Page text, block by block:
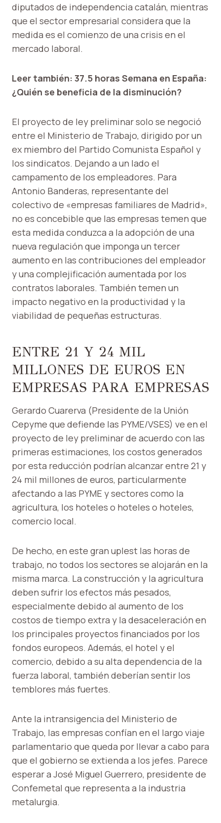
diputados de independencia catalán, mientras
que el sector empresarial considera que la
medida es el comienzo de una crisis en el
mercado laboral.
Leer también: 37.5 horas Semana en España:
¿Quién se beneficia de la disminución?
El proyecto de ley preliminar solo se negoció
entre el Ministerio de Trabajo, dirigido por un
ex miembro del Partido Comunista Español y
los sindicatos. Dejando a un lado el
campamento de los empleadores. Para
Antonio Banderas, representante del
colectivo de «empresas familiares de Madrid»,
no es concebible que las empresas temen que
esta medida conduzca a la adopción de una
nueva regulación que imponga un tercer
aumento en las contribuciones del empleador
y una complejificación aumentada por los
contratos laborales. También temen un
impacto negativo en la productividad y la
viabilidad de pequeñas estructuras.
ENTRE 21 Y 24 MIL
MILLONES DE EUROS EN
EMPRESAS PARA EMPRESAS
Gerardo Cuarerva (Presidente de la Unión
Cepyme que defiende las PYME/VSES) ve en el
proyecto de ley preliminar de acuerdo con las
primeras estimaciones, los costos generados
por esta reducción podrían alcanzar entre 21 y
24 mil millones de euros, particularmente
afectando a las PYME y sectores como la
agricultura, los hoteles o hoteles o hoteles,
comercio local.
De hecho, en este gran uplest las horas de
trabajo, no todos los sectores se alojarán en la
misma marca. La construcción y la agricultura
deben sufrir los efectos más pesados,
especialmente debido al aumento de los
costos de tiempo extra y la desaceleración en
los principales proyectos financiados por los
fondos europeos. Además, el hotel y el
comercio, debido a su alta dependencia de la
fuerza laboral, también deberían sentir los
temblores más fuertes.
Ante la intransigencia del Ministerio de
Trabajo, las empresas confían en el largo viaje
parlamentario que queda por llevar a cabo para
que el gobierno se extienda a los jefes. Parece
esperar a José Miguel Guerrero, presidente de
Confemetal que representa a la industria
metalurgia.